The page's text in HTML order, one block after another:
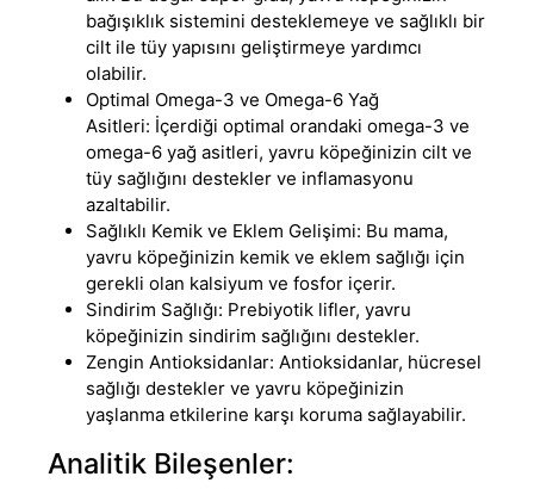
bağışıklık sistemini desteklemeye ve sağlıklı bir
cilt ile tüy yapısını geliştirmeye yardımcı
olabilir.
Optimal Omega-3 ve Omega-6 Yağ
Asitleri: İçerdiği optimal orandaki omega-3 ve
omega-6 yağ asitleri, yavru köpeğinizin cilt ve
tüy sağlığını destekler ve inflamasyonu
azaltabilir.
Sağlıklı Kemik ve Eklem Gelişimi: Bu mama,
yavru köpeğinizin kemik ve eklem sağlığı için
gerekli olan kalsiyum ve fosfor içerir.
Sindirim Sağlığı: Prebiyotik lifler, yavru
köpeğinizin sindirim sağlığını destekler.
Zengin Antioksidanlar: Antioksidanlar, hücresel
sağlığı destekler ve yavru köpeğinizin
yaşlanma etkilerine karşı koruma sağlayabilir.
Analitik Bileşenler: